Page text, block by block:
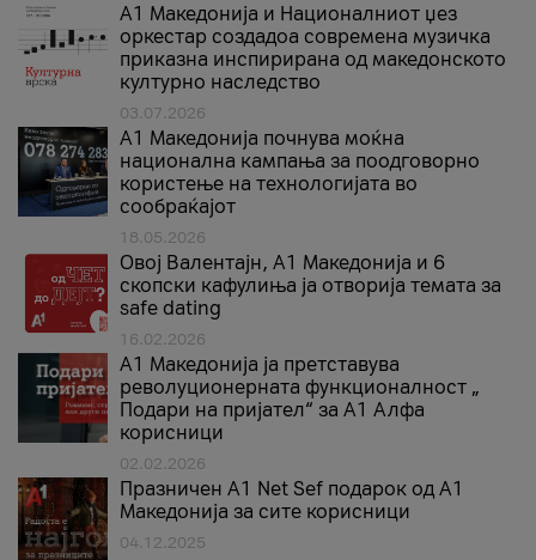
А1 Македонија и Националниот џез
оркестар создадоа современа музичка
приказна инспирирана од македонското
културно наследство
03.07.2026
A1 Македонија почнува моќна
национална кампања за поодговорно
користење на технологијата во
сообраќајот
18.05.2026
Овој Валентајн, A1 Македонија и 6
скопски кафулиња ја отворија темата за
safe dating
16.02.2026
А1 Македонија ја претставува
револуционерната функционалност „
Подари на пријател“ за А1 Алфа
корисници
02.02.2026
Празничен A1 Net Sеf подарок од А1
Македонија за сите корисници
04.12.2025